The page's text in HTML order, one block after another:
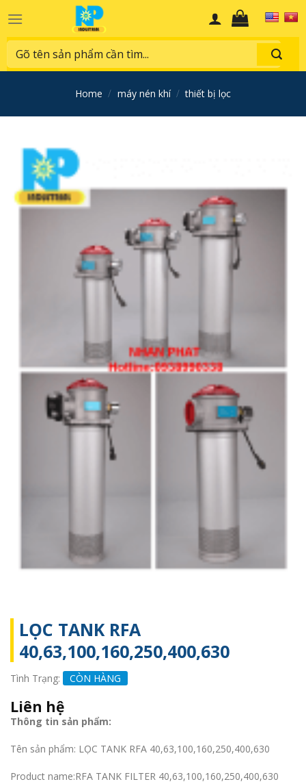
to
content
Search
for:
home / máy nén khí / thiết bị lọc
LỌC TANK RFA
40,63,100,160,250,400,630
Tình Trạng: CÒN HÀNG
Liên hệ
Thông tin sản phẩm:
Tên sản phẩm: LỌC TANK RFA 40,63,100,160,250,400,630
Product name:RFA TANK FILTER 40,63,100,160,250,400,630